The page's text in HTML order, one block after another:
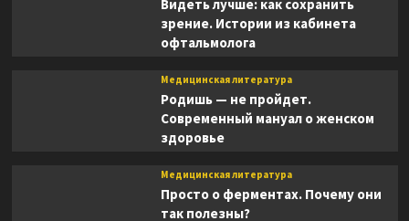
Видеть лучше: как сохранить
зрение. Истории из кабинета
офтальмолога
Медицинская литература
Родишь — не пройдет.
Современный мануал о женском
здоровье
Медицинская литература
Просто о ферментах. Почему они
так полезны?